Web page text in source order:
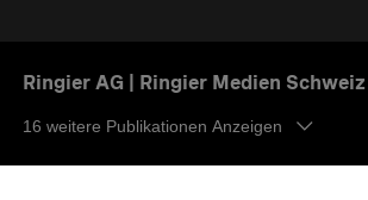
Ringier AG | Ringier Medien Schweiz
16 weitere Publikationen Anzeigen